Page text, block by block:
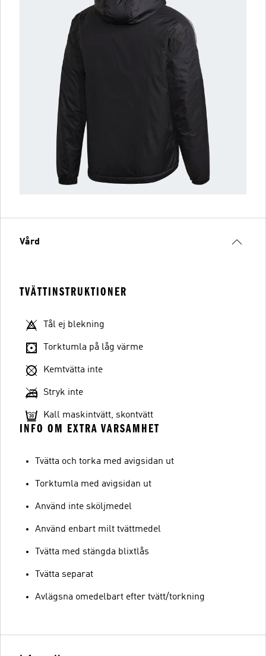
Vård
TVÄTTINSTRUKTIONER
Tål ej blekning
Torktumla på låg värme
Kemtvätta inte
Stryk inte
Kall maskintvätt, skontvätt
INFO OM EXTRA VARSAMHET
Tvätta och torka med avigsidan ut
Torktumla med avigsidan ut
Använd inte sköljmedel
Använd enbart milt tvättmedel
Tvätta med stängda blixtlås
Tvätta separat
Avlägsna omedelbart efter tvätt/torkning